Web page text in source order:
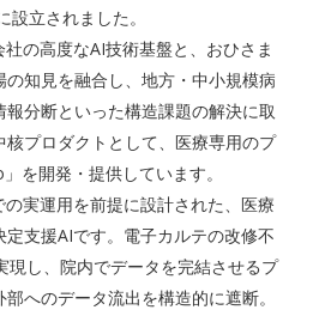
立されました。
の高度なAI技術基盤と、おひさま
知見を融合し、地方・中小規模病
分断といった構造課題の解決に取
核プロダクトとして、医療専用のプ
を開発・提供しています。
実運用を前提に設計された、医療
支援AIです。電子カルテの改修不
現し、院内でデータを完結させるプ
へのデータ流出を構造的に遮断。